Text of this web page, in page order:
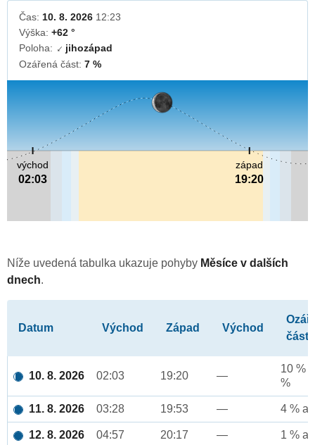
Čas: 10. 8. 2026 12:23
Výška: +62 °
Poloha: ↓ jihozápad
Ozářená část: 7 %
východ
02:03
západ
19:20
Níže uvedená tabulka ukazuje pohyby Měsíce v dalších
dnech.
Datum Východ Západ Východ
část
10. 8. 2026 02:03 19:20 —
10 %
%
11. 8. 2026 03:28 19:53 — 4 %
12. 8. 2026 04:57 20:17 — 1 %